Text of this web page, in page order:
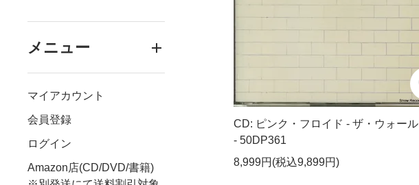
メニュー
マイアカウント
会員登録
ログイン
Amazon店(CD/DVD/書籍)
CD: ピンク・フロイド - ザ・ウォール
- 50DP361
8,999円(税込9,899円)